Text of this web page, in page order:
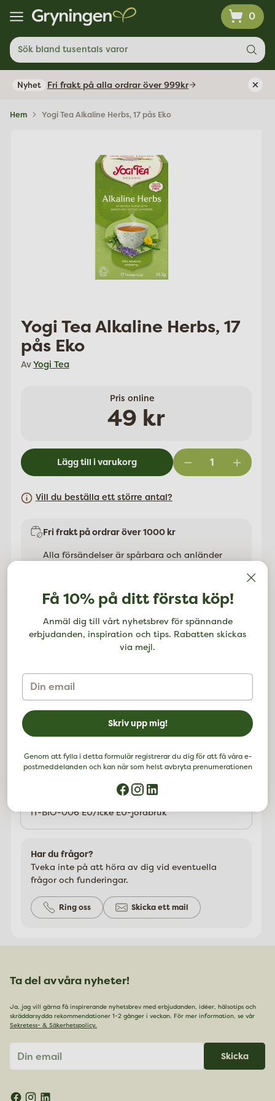
0
Sök bland tusentals varor
Nyhet Fri frakt på alla ordrar över 999kr
Få 10% på ditt första köp!
Anmäl dig till vårt nyhetsbrev för spännande
erbjudanden, inspiration och tips. Rabatten skickas
via mejl.
Din
email
Skriv upp mig!
Genom att fylla i detta formulär registrerar du dig för att få våra e-
postmeddelanden och kan när som helst avbryta prenumerationen
Hem Yogi Tea Alkaline Herbs, 17 pås Eko
Yogi Tea Alkaline Herbs, 17
pås Eko
AvYogi Tea
Pris online
Ordinarie
pris
49 kr
Lägg till i varukorg
Vill du beställa ett större antal?
Fri frakt på ordrar över 1000 kr
Alla försändelser är spårbara och anländer
Produktbeskrivning
Enbart den medvetna tillredningen av detta te
med sin kryddiga doft och solgula färg räcker för
att hjälpa dig att återfå balansen. Det
kontrollerad ekologisk odling smakar så läckert
att man mer än gärna tar sig en kopp till!
Citrongräs*, citronmeliss*, maskros*, brännässla*,
fänkål*, lindblomma*, alfalfa*, persilja*.
*KRAV-ekologisk
IT-BIO-006 EU/Icke EU-jordbruk
Har du frågor?
Tveka inte på att höra av dig vid eventuella
frågor och funderingar.
Ring oss Skicka ett mail
Ta del av våra nyheter!
Ja, jag vill gärna få inspirerande nyhetsbrev med erbjudanden, idéer, hälsotips och
skräddarsydda rekommendationer 1-2 gånger i veckan. För mer information, se vår
Sekretess- & Säkerhetspolicy.
email
Skicka